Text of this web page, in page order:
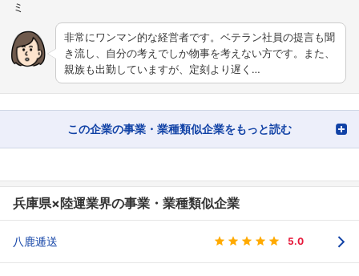
非常にワンマン的な経営者です。ベテラン社員の提言も聞
き流し、自分の考えでしか物事を考えない方です。また、
親族も出勤していますが、定刻より遅く…
この企業の事業・業種類似企業をもっと読む
兵庫県×陸運業界の事業・業種類似企業
八鹿逓送 5.0